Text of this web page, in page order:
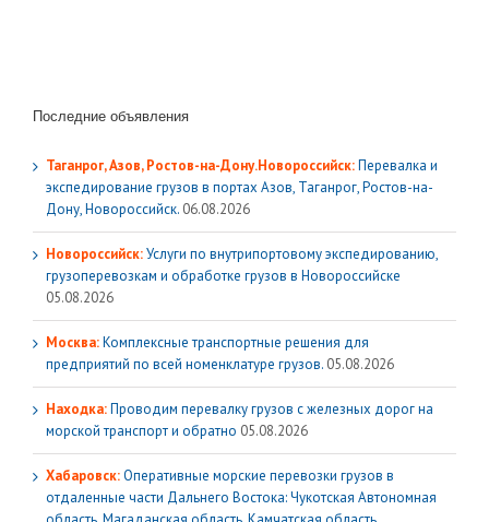
Последние объявления
Таганрог, Азов, Ростов-на-Дону.Новороссийск:Перевалка и
экспедирование грузов в портах Азов, Таганрог, Ростов-на-
Дону, Новороссийск. 06.08.2026
Новороссийск:Услуги по внутрипортовому экспедированию,
грузоперевозкам и обработке грузов в Новороссийске
05.08.2026
Москва:Комплексные транспортные решения для
предприятий по всей номенклатуре грузов. 05.08.2026
Находка:Проводим перевалку грузов с железных дорог на
морской транспорт и обратно 05.08.2026
Хабаровск:Оперативные морские перевозки грузов в
отдаленные части Дальнего Востока: Чукотская Автономная